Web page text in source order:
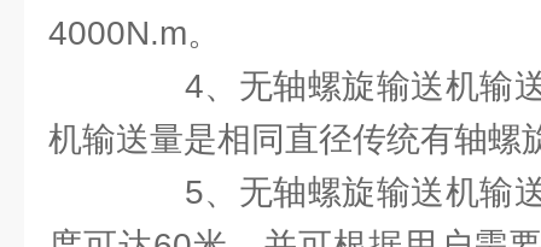
4000N.m。
4、无轴螺旋输送机输送
机输送量是相同直径传统有轴螺
5、无轴螺旋输送机输送